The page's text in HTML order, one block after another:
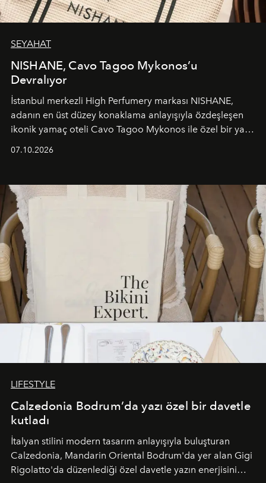
SEYAHAT
NISHANE, Cavo Tagoo Mykonos’u
Devralıyor
İstanbul merkezli High Perfumery markası NISHANE,
adanın en üst düzey konaklama anlayışıyla özdeşleşen
ikonik yamaç oteli Cavo Tagoo Mykonos ile özel bir yaz
buluşturarak markanın Cavo Tagoo’daki varlığını
sürükleyici ve mevsime özel bir deneyime dönüştürüyor.
07.10.2026
LIFESTYLE
Calzedonia Bodrum’da yazı özel bir davetle
kutladı
İtalyan stilini modern tasarım anlayışıyla buluşturan
Calzedonia, Mandarin Oriental Bodrum'da yer alan Gigi
Rigolatto'da düzenlediği özel davetle yazın enerjisini